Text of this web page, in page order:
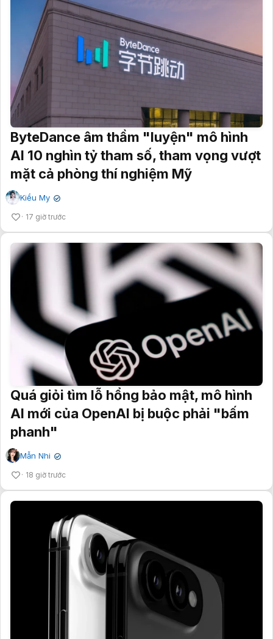
ByteDance âm thầm "luyện" mô hình
AI 10 nghìn tỷ tham số, tham vọng vượt
mặt cả phòng thí nghiệm Mỹ
Kiều My ✔
17 giờ trước
Quá giỏi tìm lỗ hổng bảo mật, mô hình
AI mới của OpenAI bị buộc phải "bấm
phanh"
Mẫn Nhi ✔
18 giờ trước